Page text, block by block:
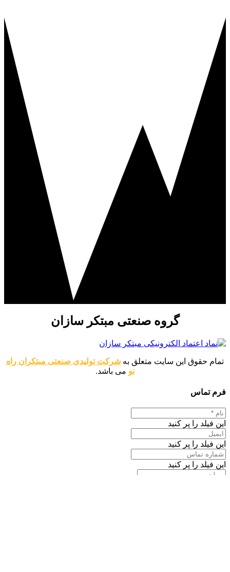
گروه صنعتی مبتکر سازان
تمام حقوق این سایت متعلق به شرکت تولیدی صنعتی مبتکران راه
نو می باشد.
فرم تماس
این فیلد را پر کنید
این فیلد را پر کنید
این فیلد را پر کنید